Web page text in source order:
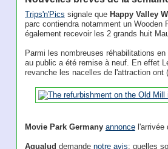
Trips'n'Pics signale que Happy Valley
parc contiendra notamment un
également recevoir les 2 grands huit
Parmi les nombreuses réhabilitations
au public a été remise à neuf. En effet
revanche les nacelles de l'attraction
Movie Park Germany annoncel'arrivée
Aqualud demande notre avis: quelles